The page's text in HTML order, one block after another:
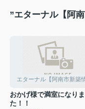
”エターナル【阿
エターナル【阿南市新築
おかげ様で満室になり
た！！